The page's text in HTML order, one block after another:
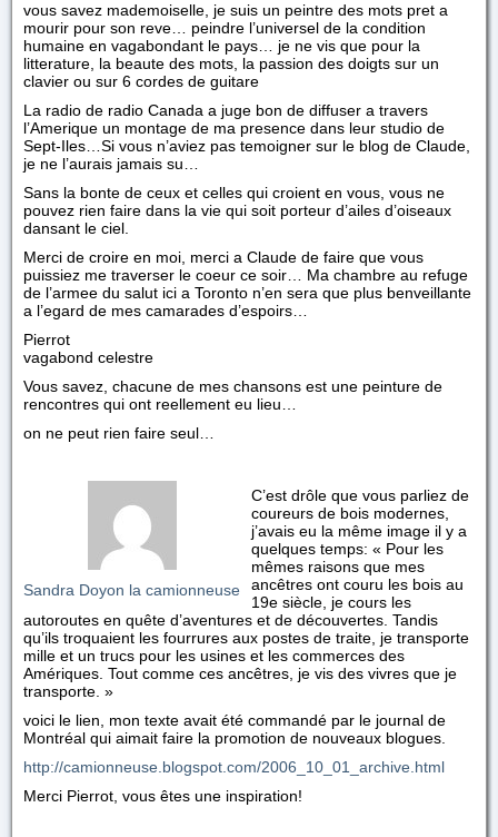
vous savez mademoiselle, je suis un peintre des mots pret a
mourir pour son reve… peindre l’universel de la condition
humaine en vagabondant le pays… je ne vis que pour la
litterature, la beaute des mots, la passion des doigts sur un
clavier ou sur 6 cordes de guitare
La radio de radio Canada a juge bon de diffuser a travers
l’Amerique un montage de ma presence dans leur studio de
Sept-Iles…Si vous n’aviez pas temoigner sur le blog de Claude,
je ne l’aurais jamais su…
Sans la bonte de ceux et celles qui croient en vous, vous ne
pouvez rien faire dans la vie qui soit porteur d’ailes d’oiseaux
dansant le ciel.
Merci de croire en moi, merci a Claude de faire que vous
puissiez me traverser le coeur ce soir… Ma chambre au refuge
de l’armee du salut ici a Toronto n’en sera que plus benveillante
a l’egard de mes camarades d’espoirs…
Pierrot
vagabond celestre
Vous savez, chacune de mes chansons est une peinture de
rencontres qui ont reellement eu lieu…
on ne peut rien faire seul…
Sandra Doyon la camionneuse
C’est drôle que vous parliez de
coureurs de bois modernes,
j’avais eu la même image il y a
quelques temps: « Pour les
mêmes raisons que mes
ancêtres ont couru les bois au
19e siècle, je cours les
autoroutes en quête d’aventures et de découvertes. Tandis
qu’ils troquaient les fourrures aux postes de traite, je transporte
mille et un trucs pour les usines et les commerces des
Amériques. Tout comme ces ancêtres, je vis des vivres que je
transporte. »
voici le lien, mon texte avait été commandé par le journal de
Montréal qui aimait faire la promotion de nouveaux blogues.
http://camionneuse.blogspot.com/2006_10_01_archive.html
Merci Pierrot, vous êtes une inspiration!